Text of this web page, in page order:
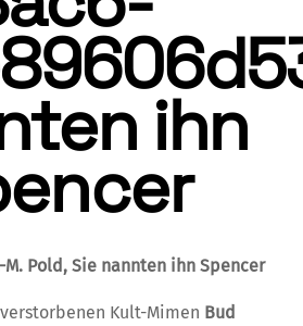
ihn
M. Pold, Sie nannten ihn Spencer
Kult-Mi­men Bud